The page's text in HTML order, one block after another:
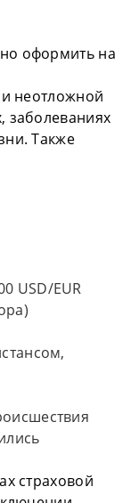
оформить на
неотложной
Также
USD/EUR
страховой